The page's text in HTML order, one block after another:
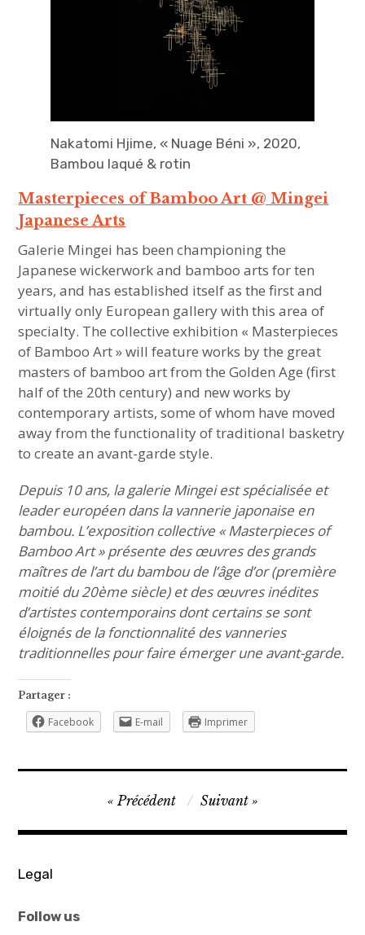
Nakatomi Hjime, « Nuage Béni », 2020,
Bambou laqué & rotin
Masterpieces of Bamboo Art @ Mingei
Japanese Arts
Galerie Mingei has been championing the
Japanese wickerwork and bamboo arts for ten
years, and has established itself as the first and
virtually only European gallery with this area of
specialty. The collective exhibition « Masterpieces
of Bamboo Art » will feature works by the great
masters of bamboo art from the Golden Age (first
half of the 20th century) and new works by
contemporary artists, some of whom have moved
away from the functionality of traditional basketry
to create an avant-garde style.
Depuis 10 ans, la galerie Mingei est spécialisée et
leader européen dans la vannerie japonaise en
bambou. L’exposition collective « Masterpieces of
Bamboo Art » présente des œuvres des grands
maîtres de l’art du bambou de l’âge d’or (première
moitié du 20ème siècle) et des œuvres inédites
d’artistes contemporains dont certains se sont
éloignés de la fonctionnalité des vanneries
traditionnelles pour faire émerger une avant-garde.
Partager :
Facebook E-mail Imprimer
Navigation
de
Précédent Suivant
Legal
Follow us